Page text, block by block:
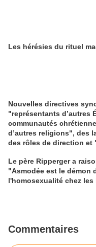
Les hérésies du rituel
Nouvelles directives
"représentants d’autres
communautés
d’autres religions", des
des rôles de direction et
Le père Ripperger a
"Asmodée est le démon
l'homosexualité chez les
Commentaires